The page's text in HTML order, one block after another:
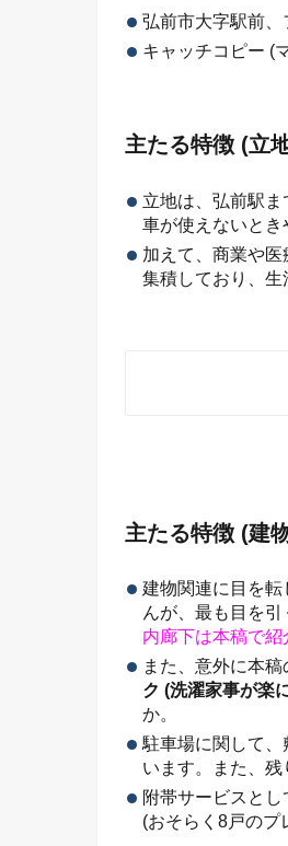
弘前市大字駅前
キャッチコピー (
主たる特徴 (立
立地は、弘前駅ま
車が使えないとき
加えて、商業や
集積しており、生
主たる特徴 (建
建物関連に目を
んが、最も目を引
内廊下は本稿で
また、意外に本
ク (洗濯家事が楽
か。
駐車場に関して
います。また、残
附帯サービスと
(おそらく8戸のプ